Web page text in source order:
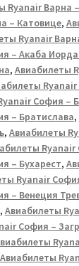
Ryanair Варна
– Катовице,
Ryanair
– Акаба
, Авиабилеты
София –
– Братислава,
, Авиабилеты
– Бухарест,
Ryanair
– Венеция
, Авиабилеты
София –
Авиабилеты